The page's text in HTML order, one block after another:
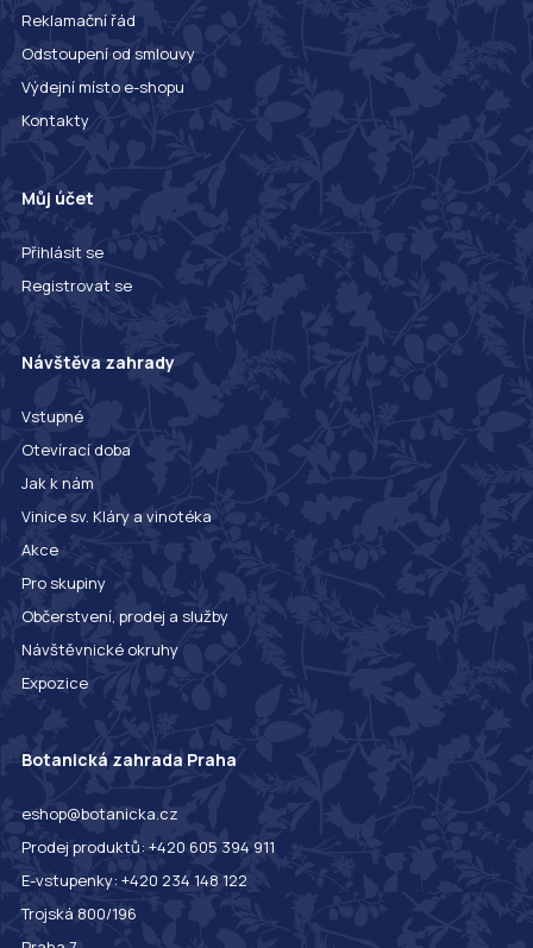
Reklamační řád
Odstoupení od smlouvy
Výdejní místo e-shopu
Kontakty
Můj účet
Přihlásit se
Registrovat se
Návštěva zahrady
Vstupné
Otevírací doba
Jak k nám
Vinice sv. Kláry a vinotéka
Akce
Pro skupiny
Občerstvení, prodej a služby
Návštěvnické okruhy
Expozice
Botanická zahrada Praha
eshop@botanicka.cz
Prodej produktů: +420 605 394 911
E-vstupenky: +420 234 148 122
Trojská 800/196